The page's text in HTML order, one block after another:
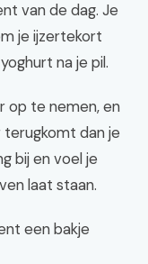
van de dag. Je
je ijzertekort
na je pil.
op te nemen, en
terugkomt dan je
bij en voel je
laat staan.
een bakje